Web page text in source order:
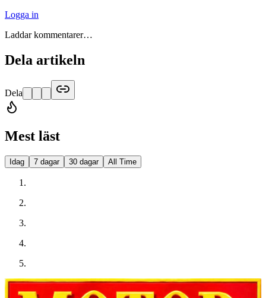
Logga in
Laddar kommentarer…
Dela artikeln
Dela
Mest läst
Idag 7 dagar 30 dagar All Time